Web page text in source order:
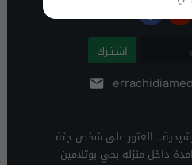
اشـتـرك
العثور على شخص جثة
داخل منزله بحي بوتلامين